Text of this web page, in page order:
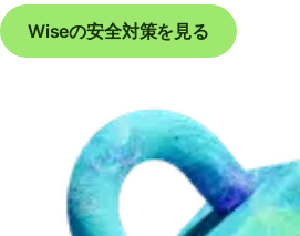
Wiseの安全対策を見る